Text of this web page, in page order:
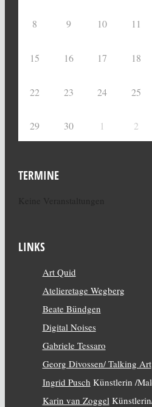
8 9 10 11
15 16 17 18
22 23 24 25
29 30 1 2
TERMINE
LINKS
Art Quid
Atelieretage Wegberg
Beate Bündgen
Digital Noises
Gabriele Tessaro
Georg Divossen/ Talking Art
Ingrid Pusch Künstlerin /
Karin van Zoggel